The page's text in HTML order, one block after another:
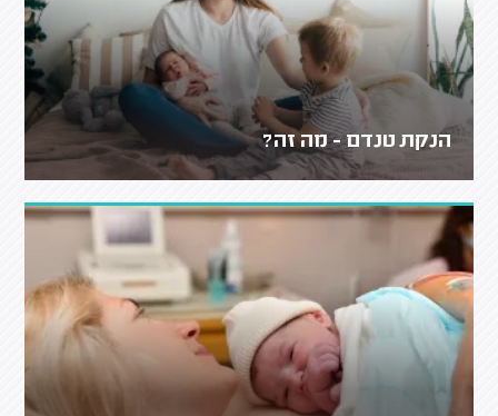
הנקת טנדם - מה זה?